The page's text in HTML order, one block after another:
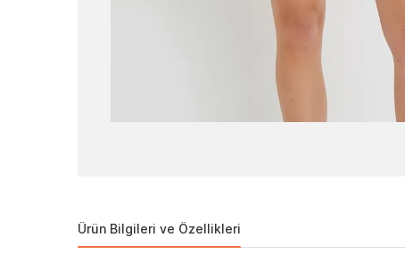
Ürün Bilgileri ve Özellikleri